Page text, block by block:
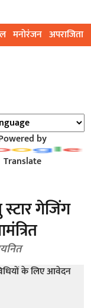
मनोरंजन अपराजिता
by
Translate
स्टार गेजिंग